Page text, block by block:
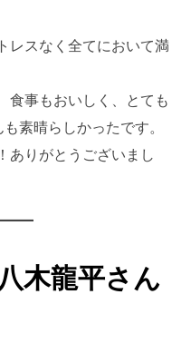
レスなく全てにおいて満
食事もおいしく、とても
素晴らしかったです。
ありがとうございまし
木龍平さん